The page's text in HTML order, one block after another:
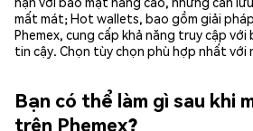
mất mát; Hot wallets, bao gồm giải
Phemex, cung cấp khả năng truy cập
tin cậy. Chọn tùy chọn phù hợp nhất với
Bạn có thể làm gì sau khi
trên Phemex?